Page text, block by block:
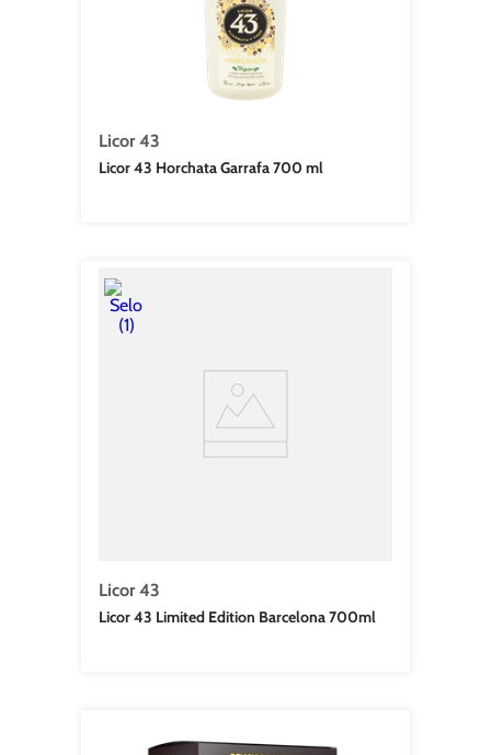
Licor 43
Licor 43 Horchata Garrafa 700 ml
Licor 43
Licor 43 Limited Edition Barcelona 700ml